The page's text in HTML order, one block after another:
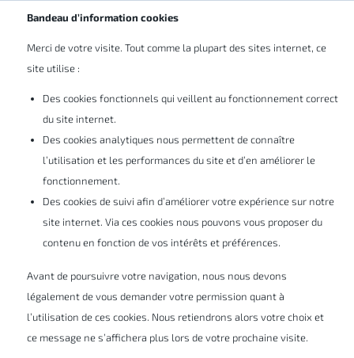
Bandeau d’information cookies
Merci de votre visite. Tout comme la plupart des sites internet, ce
site utilise :
Des cookies fonctionnels qui veillent au fonctionnement correct
du site internet.
Des cookies analytiques nous permettent de connaître
l’utilisation et les performances du site et d’en améliorer le
fonctionnement.
Des cookies de suivi afin d’améliorer votre expérience sur notre
site internet. Via ces cookies nous pouvons vous proposer du
contenu en fonction de vos intérêts et préférences.
Avant de poursuivre votre navigation, nous nous devons
légalement de vous demander votre permission quant à
l’utilisation de ces cookies. Nous retiendrons alors votre choix et
ce message ne s’affichera plus lors de votre prochaine visite.
Abonnez-vous à nos newsletters
Gérez efficacement vos
données de produit grâce à la
formation SOLIDWORKS PDM
La formation SOLIDWORKS PDM
Professional Administrator est conçue